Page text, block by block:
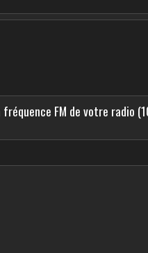
FM de votre radio